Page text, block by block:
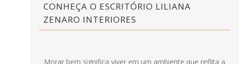
CONHEÇA O ESCRITÓRIO LILIANA
ZENARO INTERIORES
Morar bem significa viver em um ambiente que reflita a